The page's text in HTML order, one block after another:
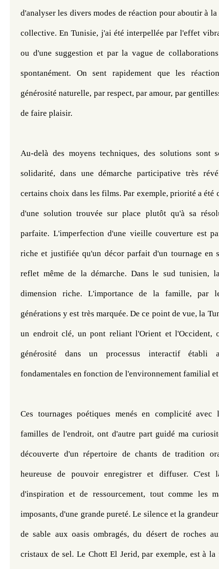
d'analyser les divers modes de réaction pour aboutir à
collective.En Tunisie, j'ai été interpellée par l'effet
ou d'une suggestion et par la vague de
spontanément. On sent rapidement que les
générosité naturelle, par respect, par amour, par
de faire plaisir.
Au-delà des moyens techniques, des solutions sont
solidarité, dans une démarche participative très
certains choix dans les films. Par exemple, priorité a été
d'une solution trouvée sur place plutôt qu'à sa
parfaite. L'imperfection d'une vieille couverture est
riche et justifiée qu'un décor parfait d'un tournage en
reflet même de la démarche. Dans le sud tunisien,
dimension riche. L'importance de la famille,
générations y est très marquée. De ce point de vue, la
un endroit clé, un pont reliant l'Orient et l'Occident,
générosité dans un processus interactif établi
fondamentales en fonction de l'environnement familial
Ces tournages poétiques menés en complicité avec
familles de l'endroit, ont d'autre part guidé ma
découverte d'un répertoire de chants de tradition
heureuse de pouvoir enregistrer et diffuser. C'est
d'inspiration et de ressourcement, tout comme les
imposants, d'une grande pureté. Le silence et la
de sable aux oasis ombragés, du désert de roches
cristaux de sel. Le Chott El Jerid, par exemple, est à